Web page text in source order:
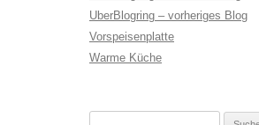
UberBlogring – vorheriges Blog
Vorspeisenplatte
Warme Küche